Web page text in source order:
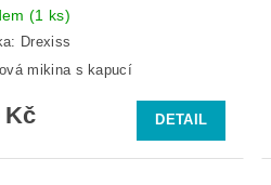
(1 ks)
Drexiss
mikina s kapucí
Kč DETAIL